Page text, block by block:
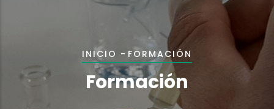
Sobrescribir
enlaces
INICIO - FORMACIÓN
Formación